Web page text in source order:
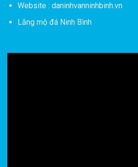
Website : daninhvanninhbinh.vn
Lăng mộ đá Ninh Bình